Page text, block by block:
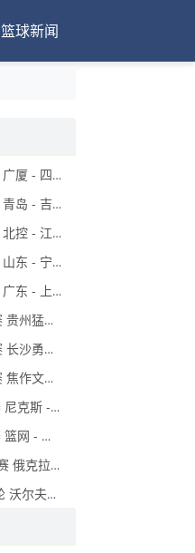
篮球新闻
2026年01月15日CBA常规赛 广厦 - 四川 全场录像
2026年01月15日CBA常规赛 青岛 - 吉林 全场录像
2026年01月15日CBA常规赛 北控 - 江苏 全场录像
2026年01月15日CBA常规赛 山东 - 宁波 全场录像
2026年01月15日CBA常规赛 广东 - 上海 全场录像
2026年01月15日 NBL常规赛 贵州猛龙 VS 合肥狂风 全场录像
2026年01月15日 NBL常规赛 长沙勇胜 VS 安徽皖江龙 全场录像
2026年01月15日 NBL常规赛 焦作文旅 VS 香港金牛 全场录像
2026年01月15日NBA常规赛 尼克斯 - 国王 全场录像
2026年01月15日NBA常规赛 篮网 - 鹈鹕 全场录像
2026年01月15日G联赛常规赛 俄克拉荷马城蓝 - 撕裂之城混音 全场录像
2026年01月15日 德甲第17轮 沃尔夫斯堡vs圣保利 全场录像